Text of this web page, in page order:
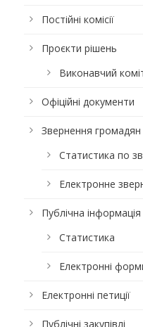
Постійні комісії
Проєкти рішень
Виконавчий
Офіційні документи
Звернення громадян
Статистика по
Електронне
Публічна інформація
Статистика
Електронні
Електронні петиції
Публічні закупівлі